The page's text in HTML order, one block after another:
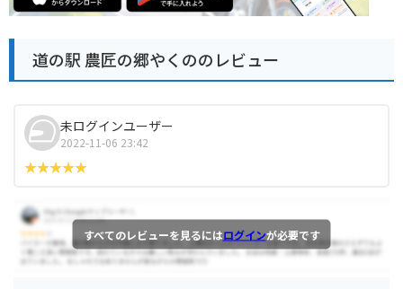
道の駅 農匠の郷やくののレビュー
未ログインユーザー
2022-11-06 23:42
すべてのレビューを見るにはログインが必要です